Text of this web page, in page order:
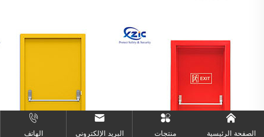
الصفحة الرئيسية منتجات البريد الإلكتروني الهاتف